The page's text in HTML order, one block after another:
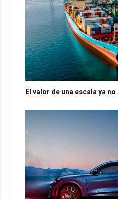
El valor de una escala ya